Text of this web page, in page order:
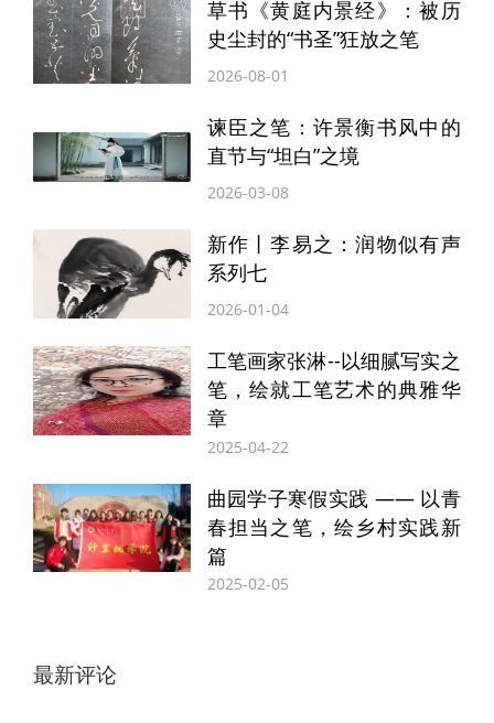
都是靠天吃饭，对收成不抱太大希望，种植
规模也都比较小。但是有一位杰出的女性，
汗水做墨，谱写了一部种粮传奇。她就是有
中牟“粮姐”美称的梁四清。她在黄河滩种粮
躬耕八年，把一千多亩荒地变成千里大粮
仓，为国家贡献粮食近二千万斤。造就这一
传奇的初衷源于她儿时的梦想。
草书《黄庭内景经》：被历
史尘封的“书圣”狂放之笔
2026-08-01
谏臣之笔：许景衡书风中的
直节与“坦白”之境
2026-03-08
新作丨李易之：润物似有声
系列七
2026-01-04
工笔画家张淋--以细腻写实之
笔，绘就工笔艺术的典雅华
章
2025-04-22
曲园学子寒假实践 —— 以青
春担当之笔，绘乡村实践新
篇
2025-02-05
最新评论